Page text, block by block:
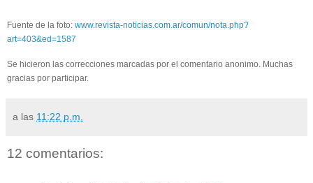
Fuente de la foto: www.revista-noticias.com.ar/comun/nota.php?
art=403&ed=1587
Se hicieron las correcciones marcadas por el comentario anonimo. Muchas
gracias por participar.
a las 11:22 p.m.
12 comentarios: